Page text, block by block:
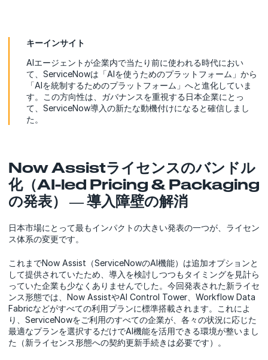
キーインサイト
AIエージェントが企業内で当たり前に使われる時代におい
て、ServiceNowは「AIを使うためのプラットフォーム」から
「AIを統制するためのプラットフォーム」へと進化していま
す。この方向性は、ガバナンスを重視する日本企業にとっ
て、ServiceNow導入の新たな動機付けになると確信しまし
た。
Now Assistライセンスのバンドル
化（AI-led Pricing & Packaging
の発表） ― 導入障壁の解消
日本市場にとって最もインパクトの大きい発表の一つが、ライセン
ス体系の変更です。
これまでNow Assist（ServiceNowのAI機能）は追加オプションと
して提供されていたため、導入を検討しつつもタイミングを見計ら
っていた企業も少なくありませんでした。今回発表された新ライセ
ンス形態では、Now AssistやAI Control Tower、Workflow Data
Fabricなどがすべての利用プランに標準搭載されます。これによ
り、ServiceNowをご利用のすべての企業が、各々の状況に応じた
最適なプランを選択するだけでAI機能を活用できる環境が整いまし
た（新ライセンス形態への契約更新手続きは必要です）。